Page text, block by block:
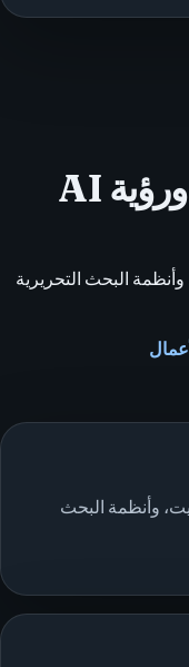
سيو بمقاييس تحريرية ورؤية AI
البحث التحريرية
وأنظمة البحث